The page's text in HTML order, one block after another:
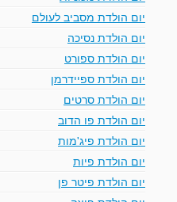
יום הולדת מסביב לעולם
יום הולדת נסיכה
יום הולדת ספורט
יום הולדת ספיידרמן
יום הולדת סרטים
יום הולדת פו הדוב
יום הולדת פיג'מות
יום הולדת פיות
יום הולדת פיטר פן